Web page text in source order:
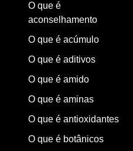
O que é
aconselhamento
O que é acúmulo
O que é aditivos
O que é amido
O que é aminas
O que é antioxidantes
O que é botânicos